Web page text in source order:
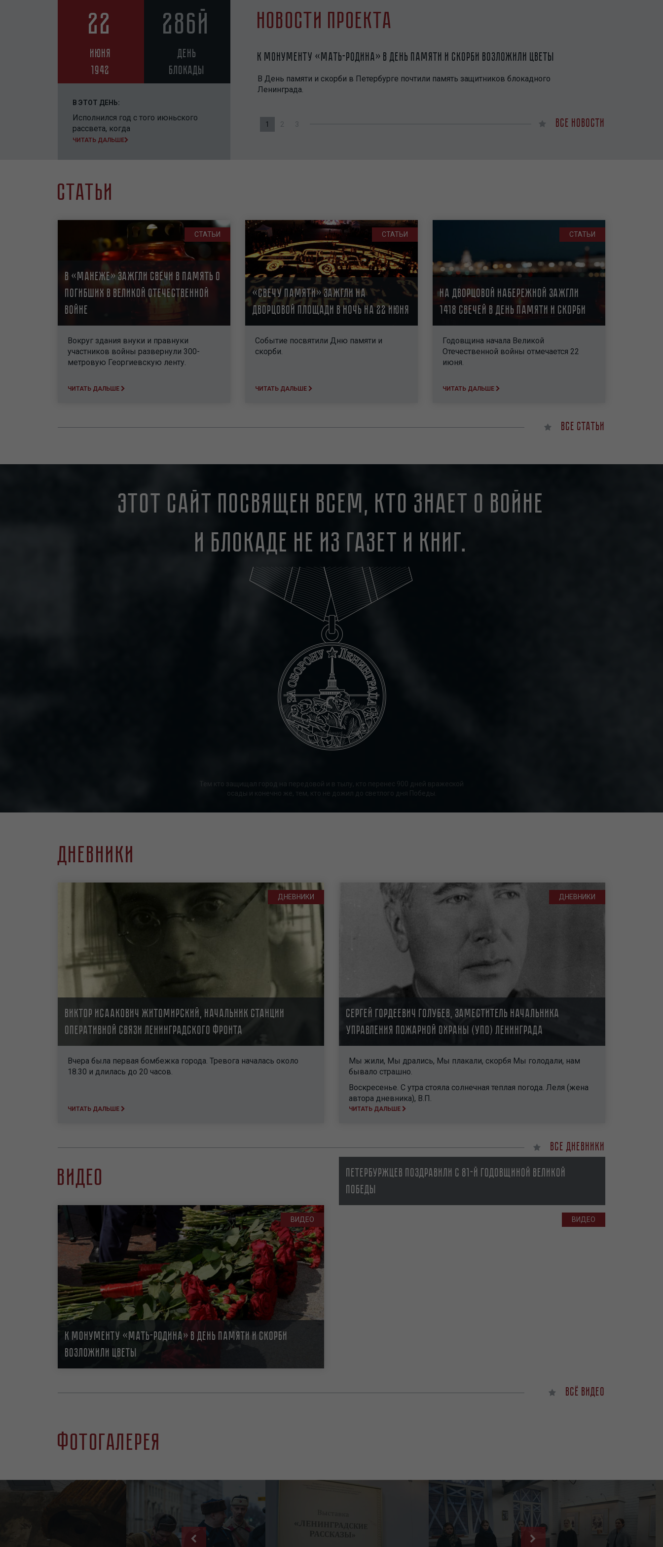
22
июня
1942
286й
день
блокады
В ЭТОТ ДЕНЬ:
Исполнился год с того июньского
рассвета, когда
ЧИТАТЬ ДАЛЬШЕ
Новости проекта
К монументу «Мать-Родина» в День памяти и скорби возложили цветы
В День памяти и скорби в Петербурге почтили память защитников блокадного
Ленинграда.
1 2 3 Все новости
Статьи
СТАТЬИ
В «Манеже» зажгли свечи в память о
погибших в Великой Отечественной
войне
Вокруг здания внуки и правнуки
участников войны развернули 300-
метровую Георгиевскую ленту.
ЧИТАТЬ ДАЛЬШЕ
СТАТЬИ
«Свечу памяти» зажгли на
Дворцовой площади в ночь на 22 июня
Событие посвятили Дню памяти и
скорби.
ЧИТАТЬ ДАЛЬШЕ
СТАТЬИ
На Дворцовой набережной зажгли
1418 свечей в День памяти и скорби
Годовщина начала Великой
Отечественной войны отмечается 22
июня.
ЧИТАТЬ ДАЛЬШЕ
Все статьи
Этот сайт посвящен всем, кто знает о войне
и блокаде не из газет и книг.
Тем кто защищал город на передовой и в тылу, кто перенес 900 дней вражеской
осады и конечно же, тем, кто не дожил до светлого дня Победы.
Дневники
ДНЕВНИКИ
Виктор Исаакович Житомирский, начальник станции
оперативной связи Ленинградского фронта
Вчера была первая бомбежка города. Тревога началась около
18.30 и длилась до 20 часов.
ЧИТАТЬ ДАЛЬШЕ
ДНЕВНИКИ
Сергей Гордеевич Голубев, заместитель начальника
Управления пожарной охраны (УПО) Ленинграда
Мы жили, Мы дрались, Мы плакали, скорбя Мы голодали, нам
бывало страшно.
Воскресенье. С утра стояла солнечная теплая погода. Леля (жена
автора дневника), В.П.
ЧИТАТЬ ДАЛЬШЕ
Все дневники
Видео
ВИДЕО
К монументу «Мать-Родина» в День памяти и скорби
возложили цветы
ВИДЕО
Петербуржцев поздравили с 81-й годовщиной Великой
Победы
Всё видео
Фотогалерея